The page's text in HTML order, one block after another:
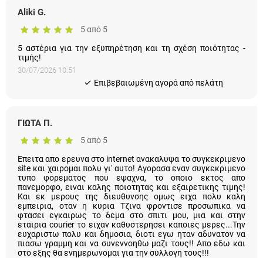
Aliki G.
5 από 5
5 αστέρια για την εξυπηρέτηση και τη σχέση ποιότητας -
τιμής!
30/07/2026 10:51
Eπιβεβαιωμένη αγορά από πελάτη
ΓΙΩΤΑ Π.
5 από 5
Επειτα απο ερευνα στο internet ανακαλυψα το συγκεκριμενο
site και χαιρομαι πολυ γι' αυτο! Αγορασα εναν συγκεκριμενο
τυπο φορεματος που εψαχνα, το οποιο εκτος απο
πανεμορφο, ειναι καλης ποιοτητας και εξαιρετικης τιμης! Και
εκ μερους της διευθυνσης ομως ειχα πολυ καλη εμπειρια,
οταν η κυρια Τζινα φροντισε προσωπικα να φτασει εγκαιρως
το δεμα στο σπιτι μου, μια και στην εταιρια courier το ειχαν
καθυστερησει καποιες μερες...Την ευχαριστω πολυ και
δημοσια, διοτι εγω ηταν αδυνατον να πιασω γραμμη και να
συνεννοηθω μαζι τους!! Απο εδω και στο εξης θα
ενημερωνομαι για την συλλογη τους!!!